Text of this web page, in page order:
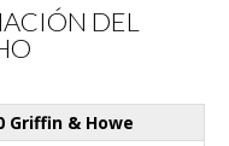
DEL
Griffin & Howe